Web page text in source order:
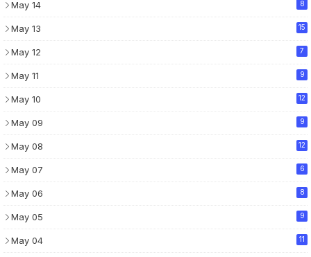
May 14 8
May 13 15
May 12 7
May 11 9
May 10 12
May 09 9
May 08 12
May 07 6
May 06 8
May 05 9
May 04 11